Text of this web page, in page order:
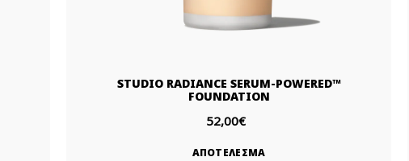
STUDIO RADIANCE SERUM-POWERED™
FOUNDATION
52,00€
ΑΠΟΤΕΛΕΣΜΑ